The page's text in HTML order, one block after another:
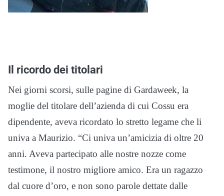
Il ricordo dei titolari
Nei giorni scorsi, sulle pagine di Gardaweek, la
moglie del titolare dell’azienda di cui Cossu era
dipendente, aveva ricordato lo stretto legame che li
univa a Maurizio. “Ci univa un’amicizia di oltre 20
anni. Aveva partecipato alle nostre nozze come
testimone, il nostro migliore amico. Era un ragazzo
dal cuore d’oro, e non sono parole dettate dalle